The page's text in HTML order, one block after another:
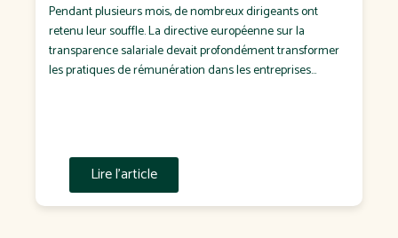
Pendant plusieurs mois, de nombreux dirigeants ont
retenu leur souffle. La directive européenne sur la
transparence salariale devait profondément transformer
les pratiques de rémunération dans les entreprises
Lire l'article